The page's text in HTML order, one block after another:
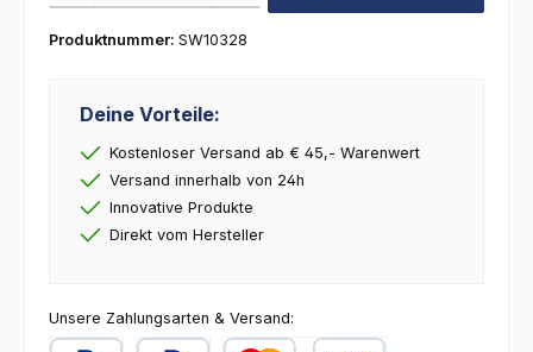
Produktnummer: SW10328
Deine Vorteile:
Kostenloser Versand ab € 45,- Warenwert
Versand innerhalb von 24h
Innovative Produkte
Direkt vom Hersteller
Unsere Zahlungsarten & Versand: